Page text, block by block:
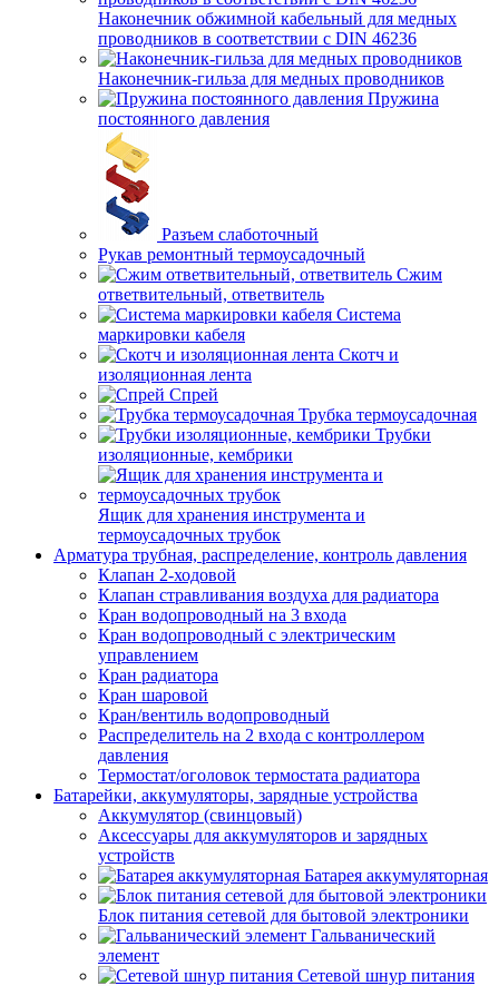
Наконечник обжимной кабельный для медных
проводников в соответствии с DIN 46236
Наконечник-гильза для медных проводников
Пружина
постоянного давления
Разъем слаботочный
Рукав ремонтный термоусадочный
Сжим
ответвительный, ответвитель
Система
маркировки кабеля
Скотч и
изоляционная лента
Спрей
Трубка термоусадочная
Трубки
изоляционные, кембрики
Ящик для хранения инструмента и
термоусадочных трубок
Арматура трубная, распределение, контроль давления
Клапан 2-ходовой
Клапан стравливания воздуха для радиатора
Кран водопроводный на 3 входа
Кран водопроводный с электрическим
управлением
Кран радиатора
Кран шаровой
Кран/вентиль водопроводный
Распределитель на 2 входа с контроллером
давления
Термостат/оголовок термостата радиатора
Батарейки, аккумуляторы, зарядные устройства
Аккумулятор (свинцовый)
Аксессуары для аккумуляторов и зарядных
устройств
Батарея аккумуляторная
Блок питания сетевой для бытовой электроники
Гальванический
элемент
Сетевой шнур питания